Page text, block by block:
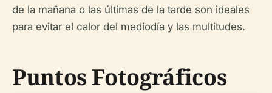
de la mañana o las últimas de la tarde son ideales
para evitar el calor del mediodía y las multitudes.
Puntos Fotográficos